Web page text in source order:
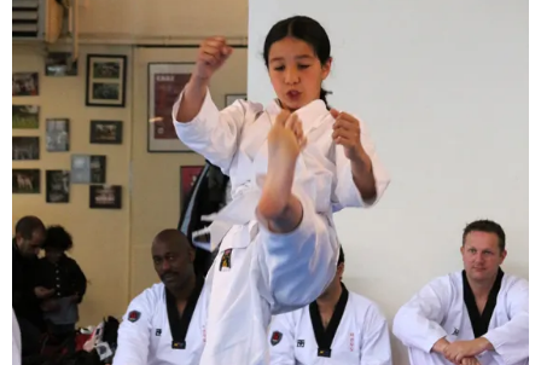
AGENDA
NIEUWS
CONTACT
PRAKTISCHE ZELFVERDEDIGINGSCURSUS